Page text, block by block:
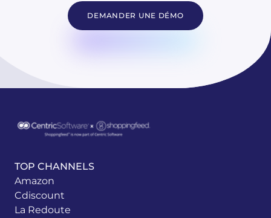
DEMANDER UNE DÉMO
TOP CHANNELS
Amazon
Cdiscount
La Redoute